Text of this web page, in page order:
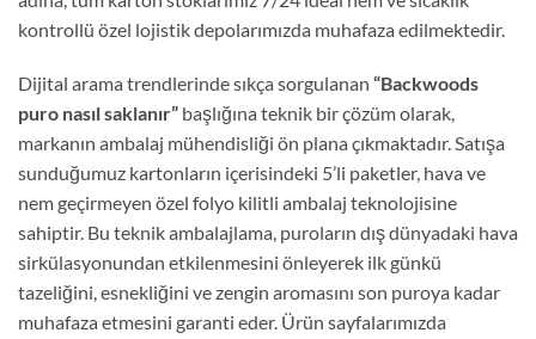
kontrollü özel lojistik depolarımızda muhafaza edilmektedir.
Dijital arama trendlerinde sıkça sorgulanan “Backwoods
puro nasıl saklanır” başlığına teknik bir çözüm olarak,
markanın ambalaj mühendisliği ön plana çıkmaktadır. Satışa
sunduğumuz kartonların içerisindeki 5’li paketler, hava ve
nem geçirmeyen özel folyo kilitli ambalaj teknolojisine
sahiptir. Bu teknik ambalajlama, puroların dış dünyadaki hava
sirkülasyonundan etkilenmesini önleyerek ilk günkü
tazeliğini, esnekliğini ve zengin aromasını son puroya kadar
muhafaza etmesini garanti eder. Ürün sayfalarımızda